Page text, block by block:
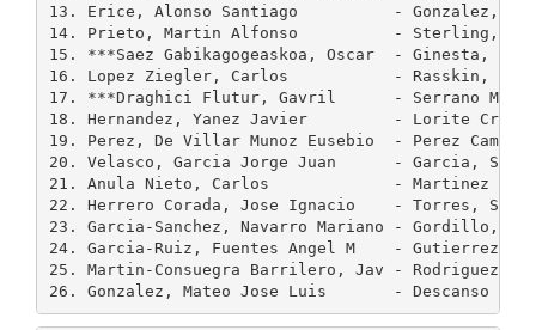
13. Erice, Alonso Santiago          - Gonzalez,
14. Prieto, Martin Alfonso          - Sterling,
15. ***Saez Gabikagogeaskoa, Oscar  - Ginesta,
16. Lopez Ziegler, Carlos           - Rasskin,
17. ***Draghici Flutur, Gavril      - Serrano
18. Hernandez, Yanez Javier         - Lorite
19. Perez, De Villar Munoz Eusebio  - Perez
20. Velasco, Garcia Jorge Juan      - Garcia,
21. Anula Nieto, Carlos             - Martinez
22. Herrero Corada, Jose Ignacio    - Torres,
23. Garcia-Sanchez, Navarro Mariano -
24. Garcia-Ruiz, Fuentes Angel M    - Gutierrez
25. Martin-Consuegra Barrilero, Jav - Rodriguez,